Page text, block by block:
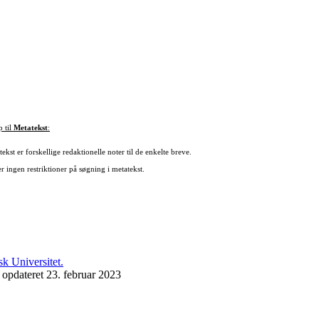
til Metatekst:
er forskellige redaktionelle noter til de enkelte breve.
ingen restriktioner på søgning i metatekst.
23. februar 2023